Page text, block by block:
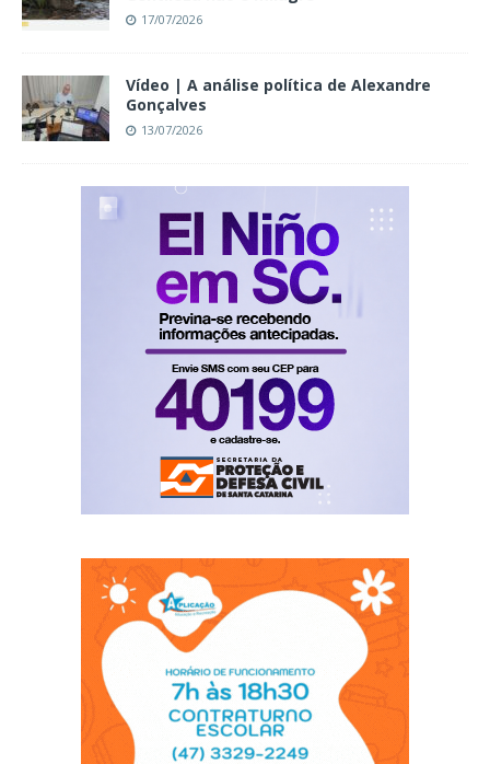
17/07/2026
Vídeo | A análise política de Alexandre
Gonçalves
13/07/2026